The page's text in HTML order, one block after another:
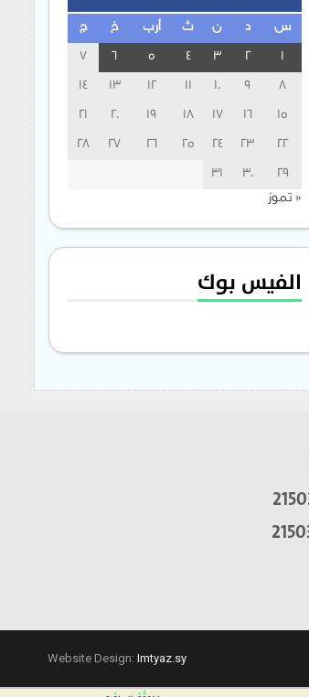
س د ن ث أرب خ ج
1
2
3
4
5
6
7
8
9
10
11
12
13
14
15
16
17
18
19
20
21
22
23
24
25
26
27
28
29
30
31
« تموز
الفيس بوك
Website Design: Imtyaz.sy